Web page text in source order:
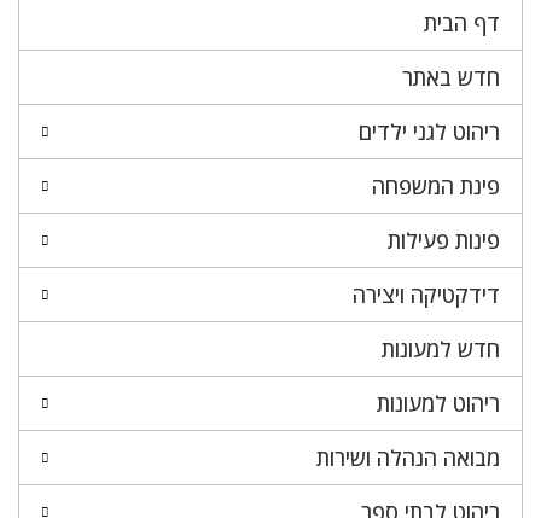
דף הבית
חדש באתר
ריהוט לגני ילדים
פינת המשפחה
פינות פעילות
דידקטיקה ויצירה
חדש למעונות
ריהוט למעונות
מבואה הנהלה ושירות